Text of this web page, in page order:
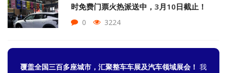
时免费门票火热派送中，3月10日截止！
0 3224
覆盖全国三百多座城市，汇聚整车车展及汽车领域展会！ 我